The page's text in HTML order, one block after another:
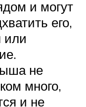
и могут
его,
или
не
много,
и не